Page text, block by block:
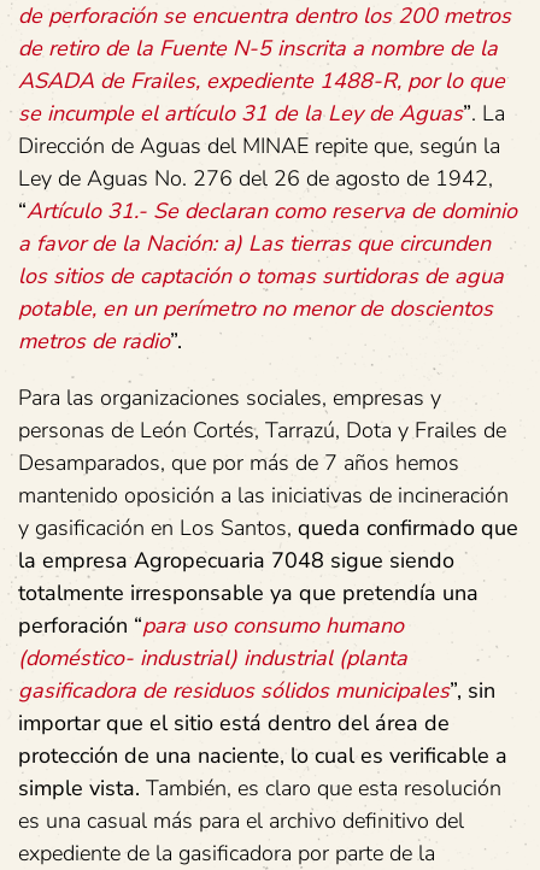
de perforación se encuentra dentro los 200 metros
de retiro de la Fuente N-5 inscrita a nombre de la
ASADA de Frailes, expediente 1488-R, por lo que
se incumple el artículo 31 de la Ley de Aguas”. La
Dirección de Aguas del MINAE repite que, según la
Ley de Aguas No. 276 del 26 de agosto de 1942,
“Artículo 31.- Se declaran como reserva de dominio
a favor de la Nación: a) Las tierras que circunden
los sitios de captación o tomas surtidoras de agua
potable, en un perímetro no menor de doscientos
metros de radio”.
Para las organizaciones sociales, empresas y
personas de León Cortés, Tarrazú, Dota y Frailes de
Desamparados, que por más de 7 años hemos
mantenido oposición a las iniciativas de incineración
y gasificación en Los Santos, queda confirmado que
la empresa Agropecuaria 7048 sigue siendo
totalmente irresponsable ya que pretendía una
perforación “para uso consumo humano
(doméstico- industrial) industrial (planta
gasificadora de residuos sólidos municipales”, sin
importar que el sitio está dentro del área de
protección de una naciente, lo cual es verificable a
simple vista. También, es claro que esta resolución
es una casual más para el archivo definitivo del
expediente de la gasificadora por parte de la